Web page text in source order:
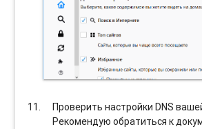
Проверить настройки DNS
Рекомендую обратиться к